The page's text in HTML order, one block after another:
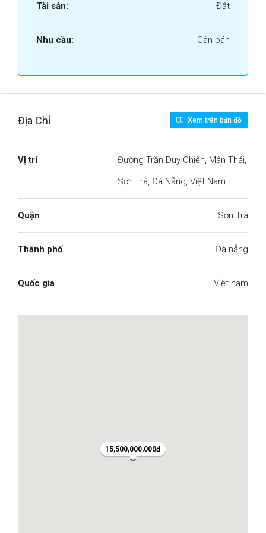
Tài sản: Đất
Nhu cầu: Cần bán
Địa Chỉ Xem trên bản đồ
Vị trí
Đường Trần Duy Chiến, Mân Thái,
Sơn Trà, Đà Nẵng, Việt Nam
Quận Sơn Trà
Thành phố Đà nẵng
Quốc gia Việt nam
15,500,000,000đ